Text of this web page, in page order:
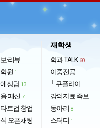
·리뷰
원 1
상담 13
·패션 7
트업·창업
오픈채팅
재학생
학과 TALK 60
이중전공
└ 쿠플라이
강의자료·족보
동아리 8
스터디 1